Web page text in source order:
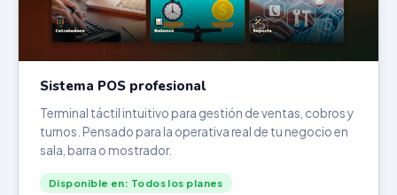
Sistema POS profesional
Terminal táctil intuitivo para gestión de ventas, cobros y
turnos. Pensado para la operativa real de tu negocio en
sala, barra o mostrador.
Disponible en: Todos los planes